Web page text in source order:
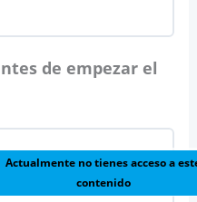
de empezar el
Actualmente no tienes acceso a
contenido